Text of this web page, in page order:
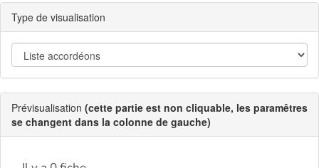
Type de visualisation
Prévisualisation (cette partie est non cliquable, les paramêtres
se changent dans la colonne de gauche)